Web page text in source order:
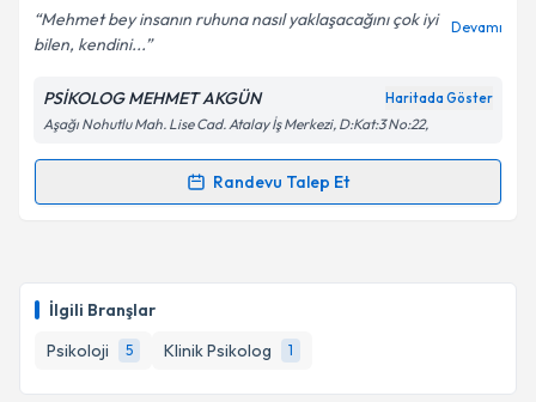
İlgili Branşlar
Psikoloji
5 Klinik Psikolog 1
E-posta Adresiniz
Kişisel verilerimin işlenmesine ilişkinAydınlatma
Metni'ni okudum ve kişisel verilerimin belirtilen
kapsamda işlenmesini kabul ediyorum.
Mehmet bey insanın ruhuna nasıl yaklaşacağını çok iyi
bilen, kendini...
Devamı
PSİKOLOG MEHMET AKGÜN Haritada Göster
Aşağı Nohutlu Mah. Lise Cad. Atalay İş Merkezi, D:Kat:3 No:22,
Randevu Talep Et
Randevu Takvimi Talebi
takvim hazırlandığında e-posta ile bilgilendireceğiz.
E-posta Adresiniz